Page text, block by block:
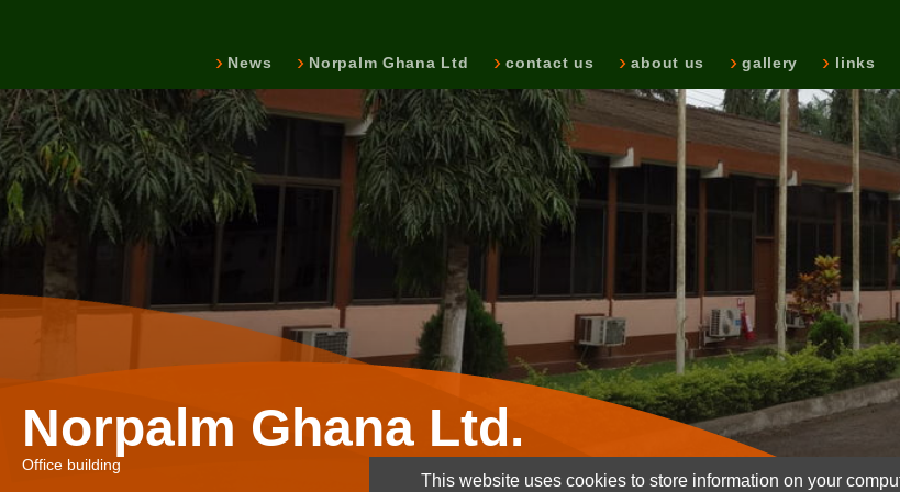
News Norpalm Ghana Ltd contact us about us gallery links
Norpalm Ghana Ltd.
Office building
This website uses cookies to store information on your